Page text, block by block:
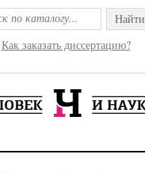
Найти
Как заказать диссертацию?